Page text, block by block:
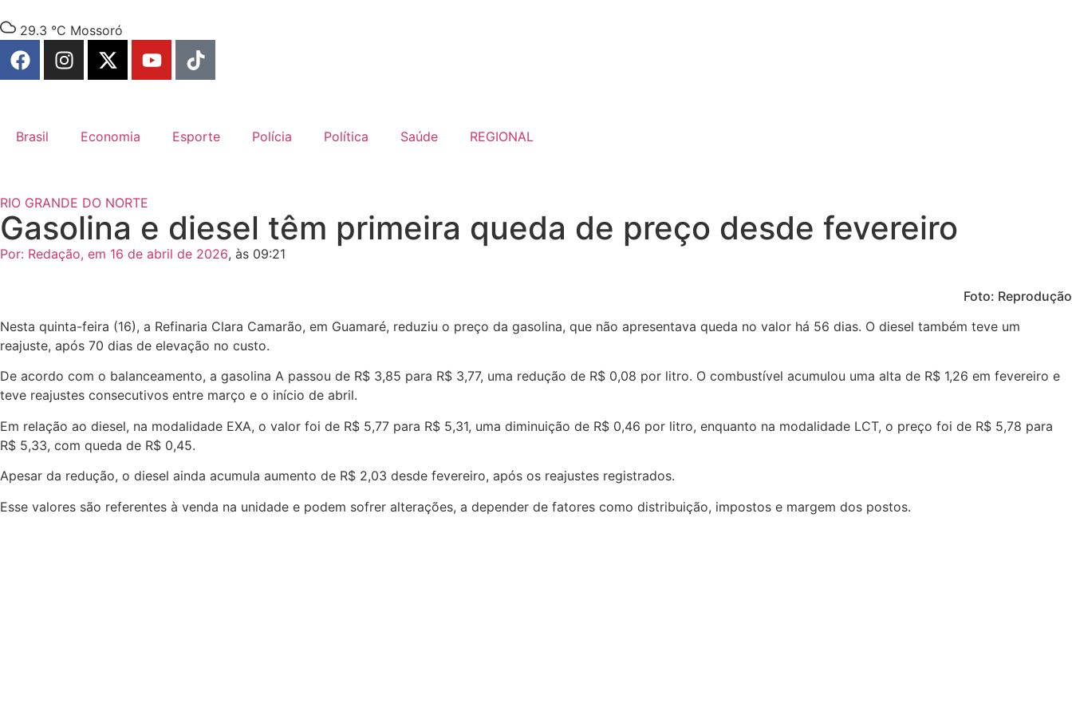
29.3 °C Mossoró
Brasil Economia Esporte Polícia Política Saúde REGIONAL
RIO GRANDE DO NORTE
Gasolina e diesel têm primeira queda de preço desde fevereiro
Por: Redação, em 16 de abril de 2026, às 09:21
Foto: Reprodução
Nesta quinta-feira (16), a Refinaria Clara Camarão, em Guamaré, reduziu o preço da gasolina, que não apresentava queda no valor há 56 dias. O diesel também teve um
reajuste, após 70 dias de elevação no custo.
De acordo com o balanceamento, a gasolina A passou de R$ 3,85 para R$ 3,77, uma redução de R$ 0,08 por litro. O combustível acumulou uma alta de R$ 1,26 em fevereiro e
teve reajustes consecutivos entre março e o início de abril.
Em relação ao diesel, na modalidade EXA, o valor foi de R$ 5,77 para R$ 5,31, uma diminuição de R$ 0,46 por litro, enquanto na modalidade LCT, o preço foi de R$ 5,78 para
R$ 5,33, com queda de R$ 0,45.
Apesar da redução, o diesel ainda acumula aumento de R$ 2,03 desde fevereiro, após os reajustes registrados.
Esse valores são referentes à venda na unidade e podem sofrer alterações, a depender de fatores como distribuição, impostos e margem dos postos.